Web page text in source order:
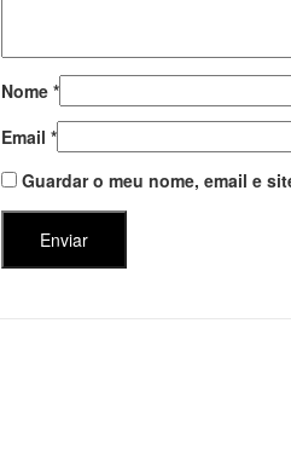
Nome *
Email *
Guardar o meu nome, email e